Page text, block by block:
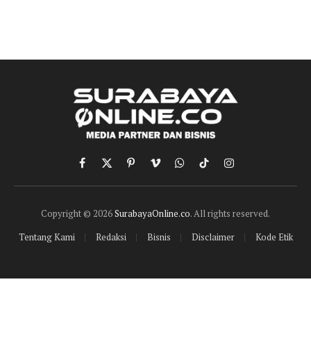
Facebook
X
(Twitter)
PinterestVimeoWhatsApp
TikTokInstagram
Copyright © 2026SurabayaOnline.co. All rights reserved.
Tentang Kami
Redaksi Bisnis Disclaimer Kode Etik